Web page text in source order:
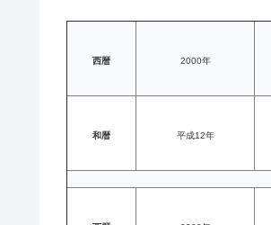
西暦 2000年
和暦 平成12年